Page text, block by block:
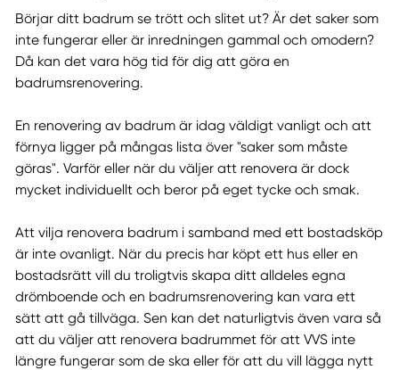
Börjar ditt badrum se trött och slitet ut? Är det saker som
inte fungerar eller är inredningen gammal och omodern?
Då kan det vara hög tid för dig att göra en
badrumsrenovering.
En renovering av badrum är idag väldigt vanligt och att
förnya ligger på mångas lista över "saker som måste
göras". Varför eller när du väljer att renovera är dock
mycket individuellt och beror på eget tycke och smak.
Att vilja renovera badrum i samband med ett bostadsköp
är inte ovanligt. När du precis har köpt ett hus eller en
bostadsrätt vill du troligtvis skapa ditt alldeles egna
drömboende och en badrumsrenovering kan vara ett
sätt att gå tillväga. Sen kan det naturligtvis även vara så
att du väljer att renovera badrummet för att VVS inte
längre fungerar som de ska eller för att du vill lägga nytt